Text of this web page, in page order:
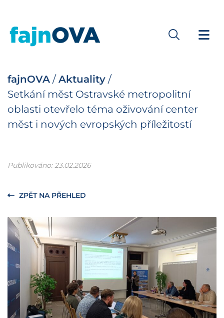
fajnOVA / Aktuality /
Setkání měst Ostravské metropolitní
oblasti otevřelo téma oživování center
měst i nových evropských příležitostí
Publikováno: 23.02.2026
ZPĚT NA PŘEHLED